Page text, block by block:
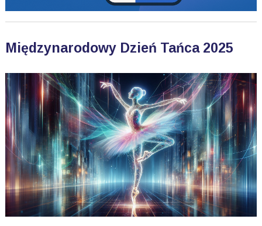
Międzynarodowy Dzień Tańca 2025